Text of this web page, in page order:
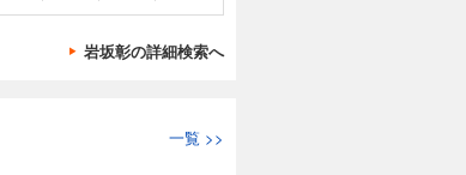
岩坂彰の詳細検索へ
一覧 >>